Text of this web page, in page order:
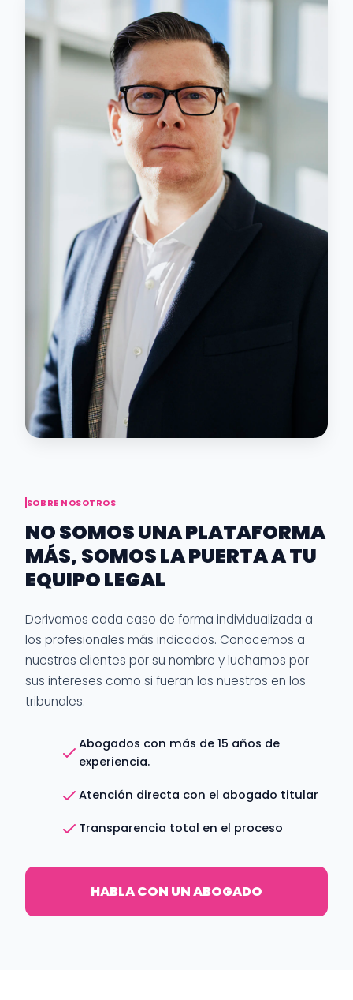
SOBRE NOSOTROS
NO SOMOS UNA PLATAFORMA
MÁS, SOMOS LA PUERTA A TU
EQUIPO LEGAL
Derivamos cada caso de forma individualizada a
los profesionales más indicados. Conocemos a
nuestros clientes por su nombre y luchamos por
sus intereses como si fueran los nuestros en los
tribunales.
Abogados con más de 15 años de
experiencia.
Atención directa con el abogado titular
Transparencia total en el proceso
HABLA CON UN ABOGADO